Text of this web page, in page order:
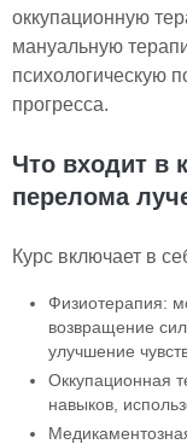
оккупационную
мануальную
психологическую
прогресса.
Что входит в
перелома
Курс включает в
Физиотерапия:
возвращение
улучшение
Оккупационная
навыков,